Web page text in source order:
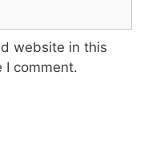
website in this
I comment.